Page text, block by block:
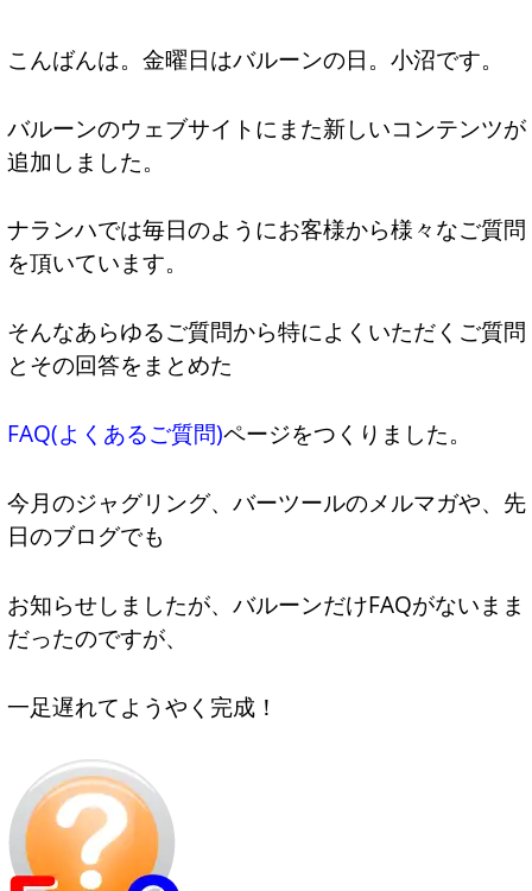
こんばんは。金曜日はバルーンの日。小沼です。
バルーンのウェブサイトにまた新しいコンテンツが
追加しました。
ナランハでは毎日のようにお客様から様々なご質問
を頂いています。
そんなあらゆるご質問から特によくいただくご質問
とその回答をまとめた
FAQ(よくあるご質問)ページをつくりました。
今月のジャグリング、バーツールのメルマガや、先
日のブログでも
お知らせしましたが、バルーンだけFAQがないまま
だったのですが、
一足遅れてようやく完成！